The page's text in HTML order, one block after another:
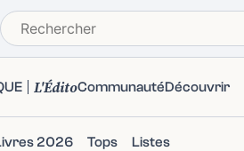
L'ÉditoCommunautéDécouvrir
2026 Tops Listes